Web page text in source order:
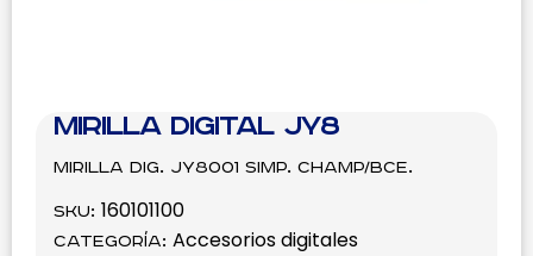
Mirilla Digital JY8
Mirilla Dig. JY8001 Simp. Champ/Bce.
SKU: 160101100
Categoría: Accesorios digitales